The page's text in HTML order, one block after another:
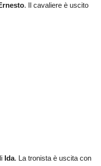
. Il cavaliere è uscito
Ida. La tronista è uscita con